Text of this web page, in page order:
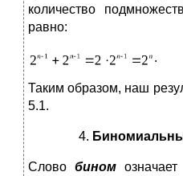
количество
равно:
.
Таким образом, наш
5.1.
Слово бином